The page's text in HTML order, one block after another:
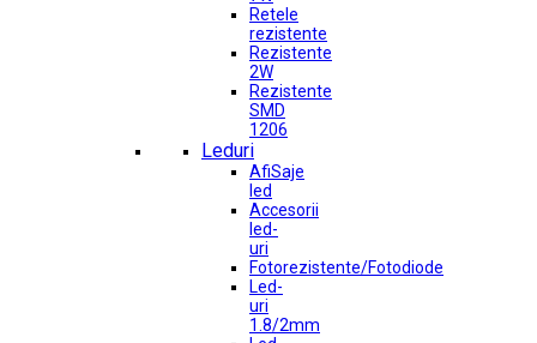
Retele
rezistente
Rezistente
2W
Rezistente
SMD
1206
Leduri
AfiSaje
led
Accesorii
led-
uri
Fotorezistente/Fotodiode
Led-
uri
1.8/2mm